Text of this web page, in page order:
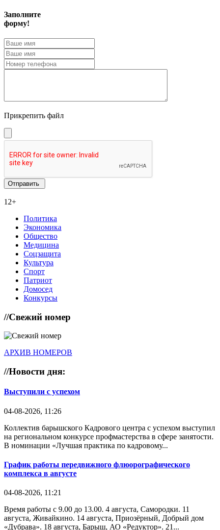
Заполните
форму!
Прикрепить файл
12+
Политика
Экономика
Общество
Медицина
Соцзащита
Культура
Спорт
Патриот
Домосед
Конкурсы
//Свежий номер
АРХИВ НОМЕРОВ
//Новости дня:
Выступили с успехом
04-08-2026, 11:26
Коллектив барышского Кадрового центра с успехом выступил
на региональном конкурсе профмастерства в сфере занятости.
В номинации «Лучшая практика по кадровому...
График работы передвижного флюорографического
комплекса в августе
04-08-2026, 11:21
Время работы с 9.00 до 13.00. 4 августа, Самородки. 11
августа, Живайкино. 14 августа, Приозёрный, Добрый дом
«Дубрава». 18 августа, Барыш, АО «Редуктор». 21...